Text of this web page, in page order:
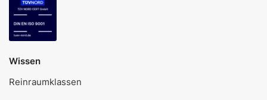
Wissen
Reinraumklassen